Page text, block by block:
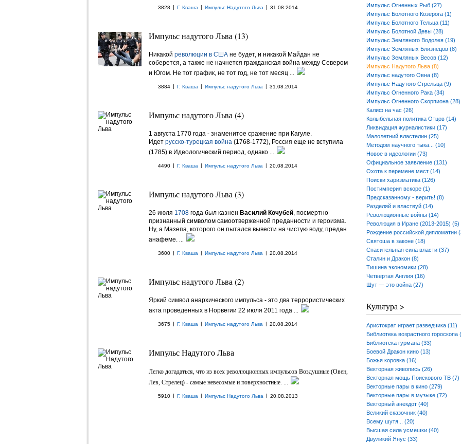
3828 | Г. Кваша | Импульс Надутого Льва | 31.08.2014
Импульс надутого Льва (13)
Никакой революции в США не будет, и никакой Майдан не
соберется, а также не начнется гражданская война между Севером
и Югом. Не тот график, не тот год, не тот месяц ...
3884 | Г. Кваша | Импульс надутого Льва | 31.08.2014
Импульс надутого Льва (4)
1 августа 1770 года - знаменитое сражение при Кагуле.
Идет русско-турецкая война (1768-1772), Россия еще не вступила
(1785) в Идеологический период, однако ...
4490 | Г. Кваша | Импульс надутого Льва | 20.08.2014
Импульс надутого Льва (3)
26 июля 1708 года был казнен Василий Кочубей, посмертно
признанный символом самоотверженной преданности и героизма.
Ну, а Мазепа, которого он пытался вывести на чистую воду, предан
анафеме. ...
3600 | Г. Кваша | Импульс надутого Льва | 20.08.2014
Импульс надутого Льва (2)
Яркий символ анархического импульса - это два террористических
акта проведенных в Норвегии 22 июля 2011 года ...
3675 | Г. Кваша | Импульс надутого Льва | 20.08.2014
Импульс Надутого Льва
Легко догадаться, что из всех революционных импульсов Воздушные (Овен,
Лев, Стрелец) - самые невесомые и поверхностные. ...
5910 | Г. Кваша | Импульс Надутого Льва | 20.08.2013
Импульс Огненных Рыб (27)
Импульс Болотного Козерога (1)
Импульс Болотного Тельца (11)
Импульс Болотной Девы (28)
Импульс Земляного Водолея (19)
Импульс Земляных Близнецов (8)
Импульс Земляных Весов (12)
Импульс Надутого Льва (8)
Импульс надутого Овна (8)
Импульс Надутого Стрельца (9)
Импульс Огненного Рака (34)
Импульс Огненного Скорпиона (28)
Калиф на час (26)
Колыбельная политика Отцов (14)
Ликвидация журналистики (17)
Малолетний властелин (25)
Методом научного тыка... (10)
Новое в идеологии (73)
Официальное заявление (131)
Охота к перемене мест (14)
Поиски харизматика (126)
Постимперия вскоре (1)
Предсказанному - верить! (8)
Разделяй и властвуй (14)
Революционные войны (14)
Революция в Иране (2013-2015) (5)
Рождение российской дипломатии
Святоша в законе (18)
Спасительная сила власти (37)
Сталин и Дракон (8)
Тишина экономики (28)
Четвертая Англия (16)
Шут — это война (27)
Культура >
Аристократ играет разведчика (11)
Библиотека возрастного гороскопа
Библиотека гурмана (33)
Боевой Дракон кино (13)
Божья коровка (16)
Векторная живопись (26)
Векторная мощь Поискового ТВ (7)
Векторные пары в кино (279)
Векторные пары в музыке (72)
Векторный анекдот (40)
Великий сказочник (40)
Всему шутя... (20)
Высшая сила усмешки (40)
Двуликий Янус (33)